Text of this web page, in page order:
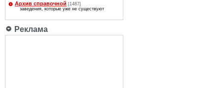
Архив справочной [1487]
заведения, которые уже не существуют
Реклама